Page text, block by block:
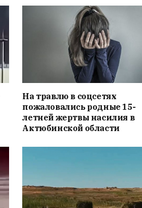
На травлю в соцсетях
пожаловались родные 15-
летней жертвы насилия в
Актюбинской области